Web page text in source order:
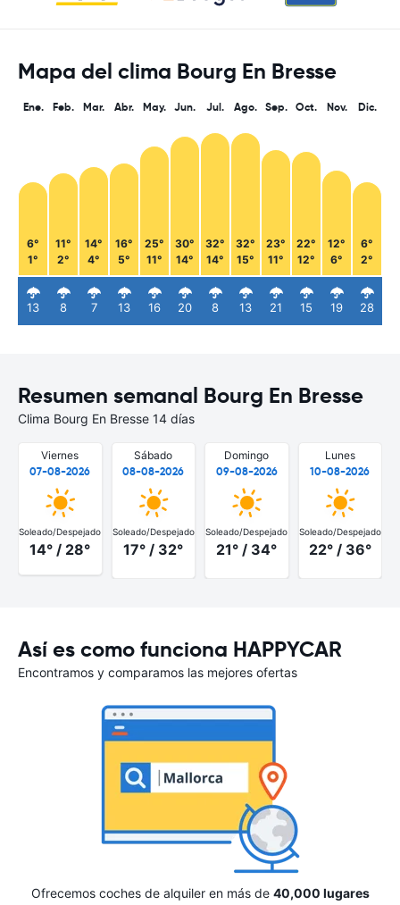
Mapa del clima Bourg En Bresse
Ene.
6°
1°
13
Feb.
11°
2°
8
Mar.
14°
4°
7
Abr.
16°
5°
13
May.
25°
11°
16
Jun.
30°
14°
20
Jul.
32°
14°
8
Ago.
32°
15°
13
Sep.
23°
11°
21
Oct.
22°
12°
15
Nov.
12°
6°
19
Dic.
6°
2°
28
Resumen semanal Bourg En Bresse
Clima Bourg En Bresse 14 días
Viernes
07-08-2026
Soleado/Despejado
14° / 28°
Sábado
08-08-2026
Soleado/Despejado
17° / 32°
Domingo
09-08-2026
Soleado/Despejado
21° / 34°
Lunes
10-08-2026
Soleado/Despejado
22° / 36°
Así es como funciona HAPPYCAR
Encontramos y comparamos las mejores ofertas
Ofrecemos coches de alquiler en más de 40,000 lugares